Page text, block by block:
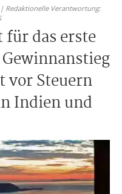
Redaktionelle Verantwortung:
das erste
vor Steuern
Indien und